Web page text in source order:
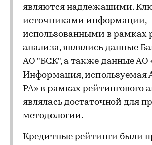
являются надлежащими.
источниками информации,
использованными в рамках
анализа, являлись данные
АО "БСК", а также данные АО
Информация, используемая
РА» в рамках рейтингового
являлась достаточной для
методологии.
Кредитные рейтинги были